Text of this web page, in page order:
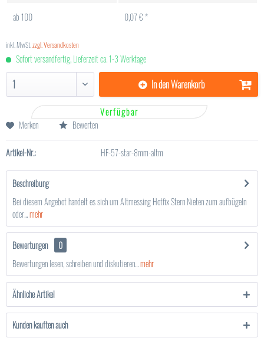
ab100 0,07 € *
inkl. MwSt. zzgl. Versandkosten
Sofort versandfertig, Lieferzeit ca. 1-3 Werktage
In denWarenkorb
Verfügbar
Merken
Bewerten
Artikel-Nr.: HF-57-star-8mm-altm
Beschreibung
Bei diesem Angebot handelt es sich um Altmessing Hotfix Stern Nieten zum aufbügeln
oder...mehr
Bewertungen
0
Bewertungen lesen, schreiben und diskutieren...mehr
Ähnliche Artikel
Kunden kauften auch